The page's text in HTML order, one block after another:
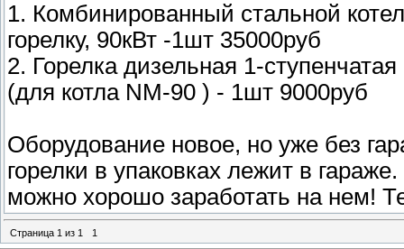
1. Комбинированный стальной
горелку, 90кВт -1шт 35000руб
2. Горелка дизельная 1-
(для котла NM-90 ) - 1шт 9000руб
Оборудование новое, но уже без
горелки в упаковках лежит в
можно хорошо заработать на нем!
Страница 1 из 1 1